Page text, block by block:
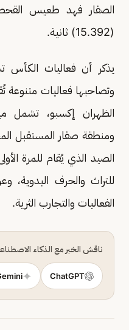
(15.392) ثانية.
وتصاحبها فعاليات متنوعة
الظهران إكسبو، تشمل
ومنطقة صقار المستقبل
الصيد الذي يُقام للمرة
للتراث والحرف اليدوية،
الفعاليات والتجارب الثرية.
ناقش الخبر مع الذكاء
ChatGPT